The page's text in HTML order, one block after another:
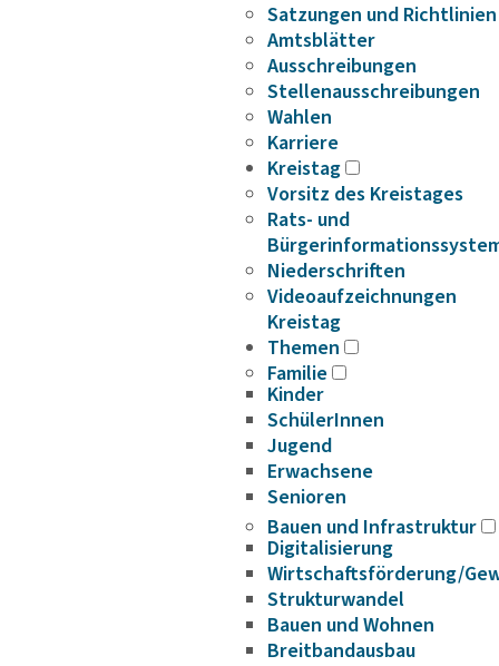
Satzungen und Richtlinien
Amtsblätter
Ausschreibungen
Stellenausschreibungen
Wahlen
Karriere
Kreistag
Vorsitz des Kreistages
Rats- und
Niederschriften
Videoaufzeichnungen
Kreistag
Themen
Familie
Kinder
SchülerInnen
Jugend
Erwachsene
Senioren
Bauen und Infrastruktur
Digitalisierung
Wirtschaftsförderung/
Strukturwandel
Bauen und Wohnen
Breitbandausbau